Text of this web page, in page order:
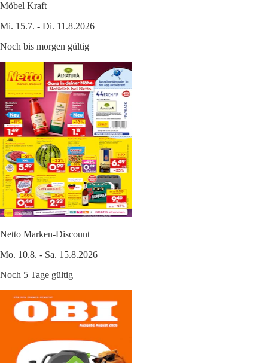
Möbel Kraft
Mi. 15.7. - Di. 11.8.2026
Noch bis morgen gültig
Netto Marken-Discount
Mo. 10.8. - Sa. 15.8.2026
Noch 5 Tage gültig